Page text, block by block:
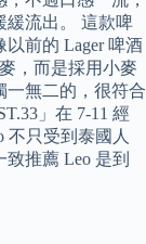
緩流出。 這款啤
前的 Lager 啤酒
，而是採用小麥
一無二的，很符合
」在 7-11 經
不只受到泰國人
推薦 Leo 是到